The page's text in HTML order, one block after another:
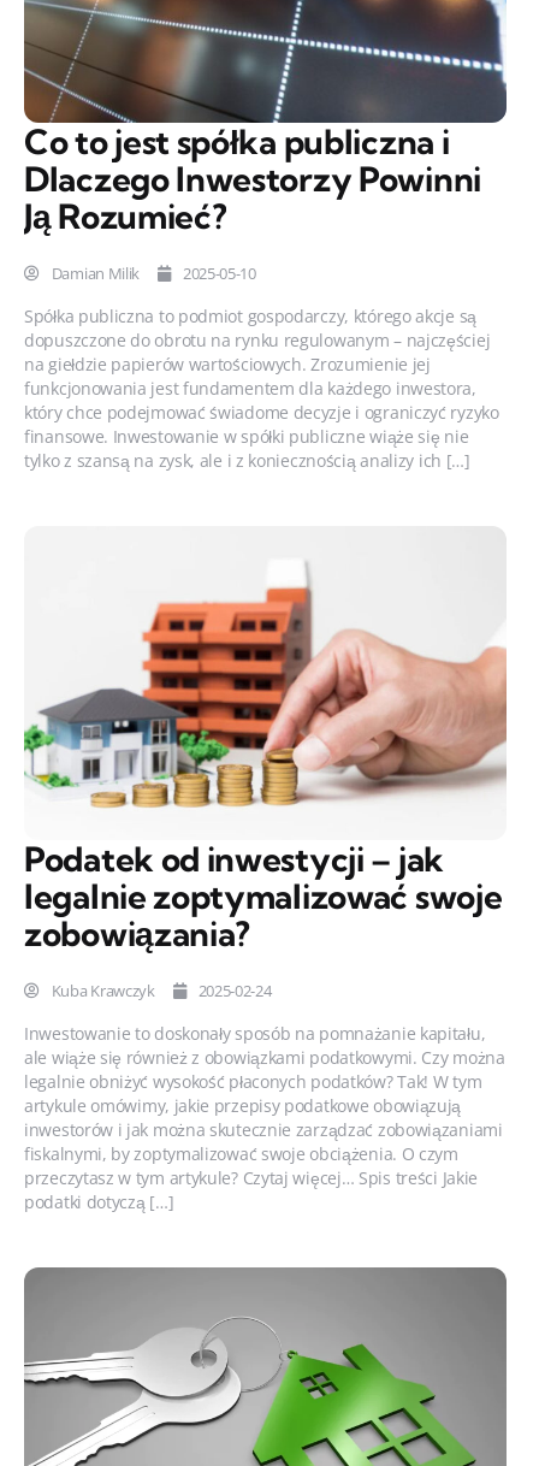
Co to jest spółka publiczna i
Dlaczego Inwestorzy Powinni
Ją Rozumieć?
Damian Milik 2025-05-10
Spółka publiczna to podmiot gospodarczy, którego akcje są
dopuszczone do obrotu na rynku regulowanym – najczęściej
na giełdzie papierów wartościowych. Zrozumienie jej
funkcjonowania jest fundamentem dla każdego inwestora,
który chce podejmować świadome decyzje i ograniczyć ryzyko
finansowe. Inwestowanie w spółki publiczne wiąże się nie
tylko z szansą na zysk, ale i z koniecznością analizy ich […]
Podatek od inwestycji – jak
legalnie zoptymalizować swoje
zobowiązania?
Kuba Krawczyk 2025-02-24
Inwestowanie to doskonały sposób na pomnażanie kapitału,
ale wiąże się również z obowiązkami podatkowymi. Czy można
legalnie obniżyć wysokość płaconych podatków? Tak! W tym
artykule omówimy, jakie przepisy podatkowe obowiązują
inwestorów i jak można skutecznie zarządzać zobowiązaniami
fiskalnymi, by zoptymalizować swoje obciążenia. O czym
przeczytasz w tym artykule? Czytaj więcej… Spis treści Jakie
podatki dotyczą […]